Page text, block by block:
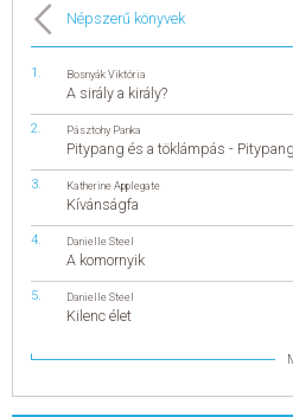
Népszerű könyvek
Bosnyák Viktória
A sirály a király?
Pásztohy Panka
Pitypang és a töklámpás -
Katherine Applegate
Kívánságfa
Danielle Steel
A komornyik
Danielle Steel
Kilenc élet